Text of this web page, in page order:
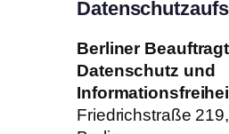
Berliner
Datenschutz und
Friedrichstraße